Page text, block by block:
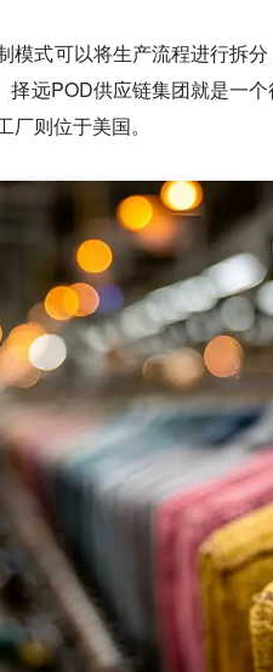
模式可以将生产流程进行拆
择远POD供应链集团就是一
厂则位于美国。